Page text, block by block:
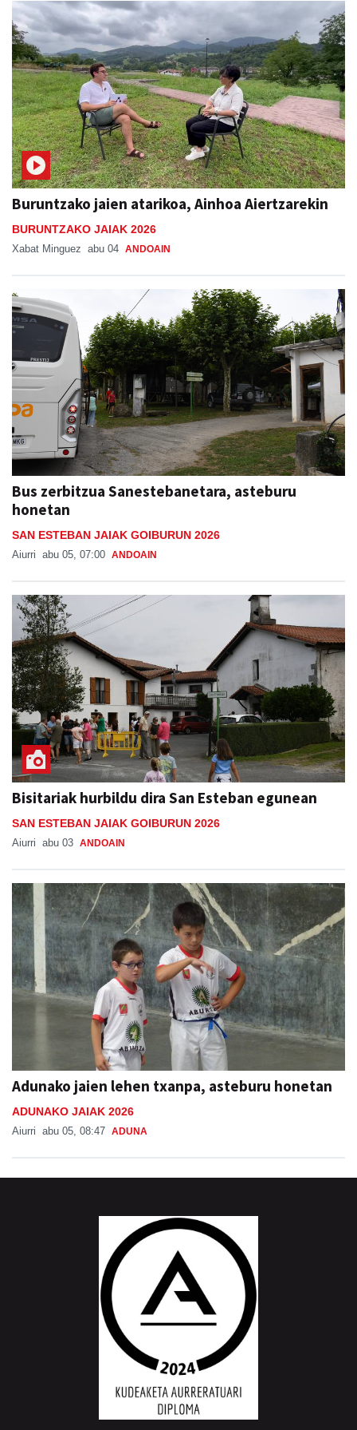
Buruntzako jaien atarikoa, Ainhoa Aiertzarekin
BURUNTZAKO JAIAK 2026
Xabat Minguez abu 04 ANDOAIN
Bus zerbitzua Sanestebanetara, asteburu
honetan
SAN ESTEBAN JAIAK GOIBURUN 2026
Aiurri abu 05, 07:00 ANDOAIN
Bisitariak hurbildu dira San Esteban egunean
SAN ESTEBAN JAIAK GOIBURUN 2026
Aiurri abu 03 ANDOAIN
Adunako jaien lehen txanpa, asteburu honetan
ADUNAKO JAIAK 2026
Aiurri abu 05, 08:47 ADUNA